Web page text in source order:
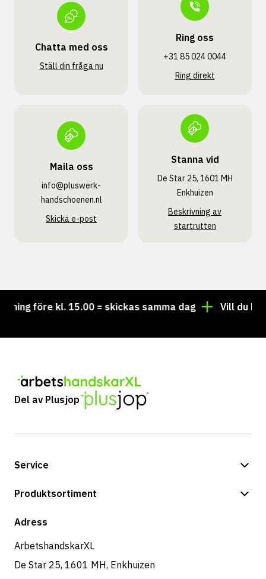
Chatta med oss
Ställ din fråga nu
Ring oss
+31 85 024 0044
Ring direkt
Maila oss
info@pluswerk­
handschoenen.nl
Skicka e-post
Stanna vid
De Star 25, 1601 MH
Enkhuizen
Beskrivning av
startrutten
före kl. 15.00 = skickas samma dag Vill du ha
Del av Plusjop
Service
Betalningsalternativ
Returer & service
Produktsortiment
Butik
Adress
ArbetshandskarXL
De Star 25, 1601 MH, Enkhuizen